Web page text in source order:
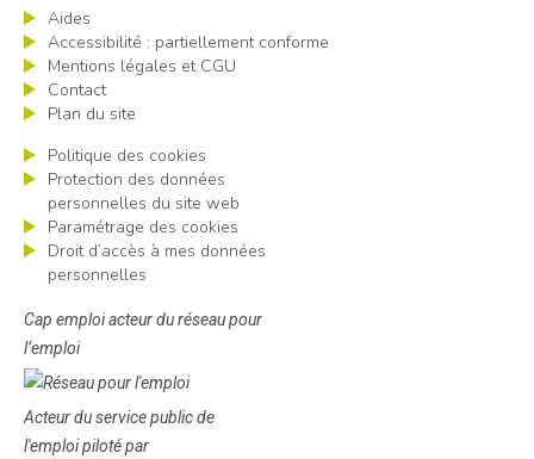
Aides
Accessibilité : partiellement conforme
Mentions légales et CGU
Contact
Plan du site
Politique des cookies
Protection des données
personnelles du site web
Paramétrage des cookies
Droit d’accès à mes données
personnelles
Cap emploi acteur du réseau pour
l’emploi
Acteur du service public de
l'emploi piloté par